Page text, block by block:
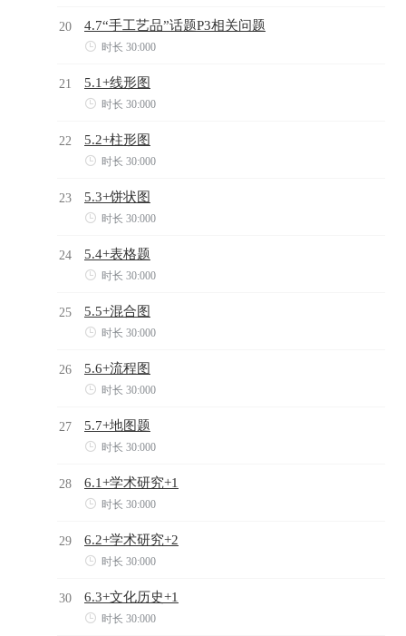
20 4.7“手工艺品”话题P3相关问题
 时长 30:000
21 5.1+线形图
 时长 30:000
22 5.2+柱形图
 时长 30:000
23 5.3+饼状图
 时长 30:000
24 5.4+表格题
 时长 30:000
25 5.5+混合图
 时长 30:000
26 5.6+流程图
 时长 30:000
27 5.7+地图题
 时长 30:000
28 6.1+学术研究+1
 时长 30:000
29 6.2+学术研究+2
 时长 30:000
30 6.3+文化历史+1
 时长 30:000